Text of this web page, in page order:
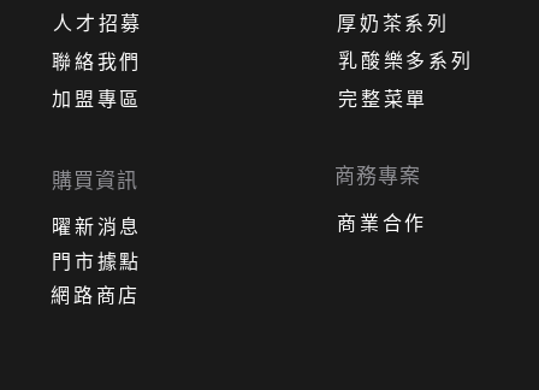
人才招募
網路商店
門市據點
曜新消息
購買資訊
聯絡我們
加盟專區
商務專案
商業合作
乳酸樂多系列
厚奶茶系列
完整菜單